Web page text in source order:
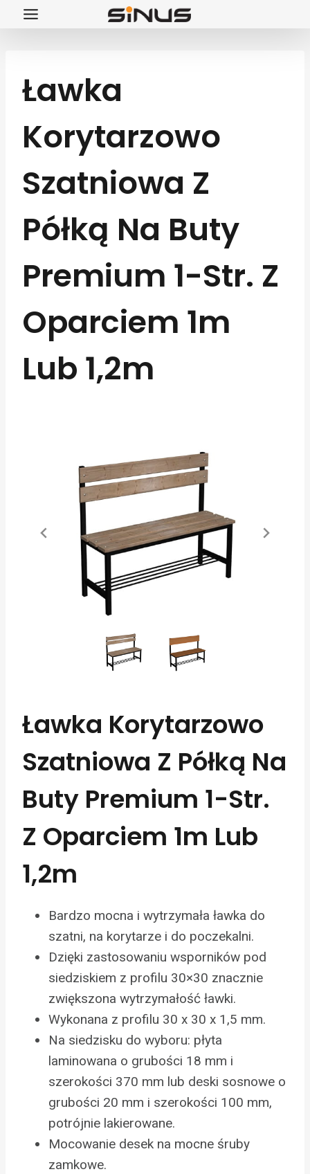
Przejdź
Ławka
Korytarzowo
Szatniowa Z
Półką Na Buty
Premium 1-Str. Z
Oparciem 1m
Lub 1,2m
Ławka Korytarzowo
Szatniowa Z Półką Na
Buty Premium 1-Str.
Z Oparciem 1m Lub
1,2m
Bardzo mocna i wytrzymała ławka do
szatni, na korytarze i do poczekalni.
Dzięki zastosowaniu wsporników pod
siedziskiem z profilu 30×30 znacznie
zwiększona wytrzymałość ławki.
Wykonana z profilu 30 x 30 x 1,5 mm.
Na siedzisku do wyboru: płyta
laminowana o grubości 18 mm i
szerokości 370 mm lub deski sosnowe o
grubości 20 mm i szerokości 100 mm,
potrójnie lakierowane.
Mocowanie desek na mocne śruby
zamkowe.